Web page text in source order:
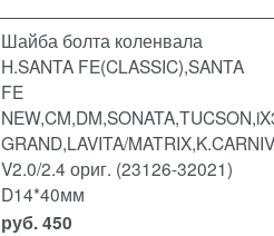
Шайба болта коленвала
H.SANTA FE(CLASSIC),SANTA
FE
GRAND,LAVITA/
V2.0/2.4 ориг. (23126-32021)
D14*40мм
руб.450